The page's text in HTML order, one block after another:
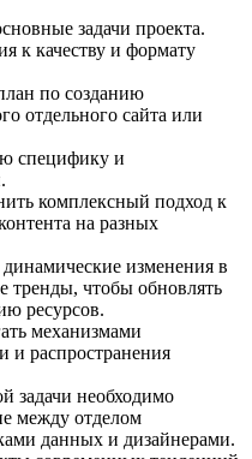
задачи проекта.
к качеству и формату
по созданию
отдельного сайта или
специфику и
комплексный подход к
на разных
изменения в
тренды, чтобы обновлять
ресурсов.
механизмами
и распространения
задачи необходимо
между отделом
данных и дизайнерами.